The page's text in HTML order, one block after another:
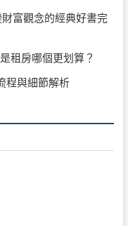
富觀念的經典好書完
租房哪個更划算？
程與細節解析